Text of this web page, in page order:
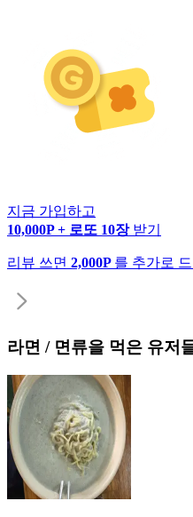
지금 가입하고
10,000P + 로또 10장 받기
리뷰 쓰면 2,000P 를 추가로
라면 / 면류을 먹은 유저